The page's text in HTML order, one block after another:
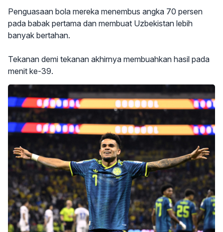
Penguasaan bola mereka menembus angka 70 persen
pada babak pertama dan membuat Uzbekistan lebih
banyak bertahan.
Tekanan demi tekanan akhirnya membuahkan hasil pada
menit ke-39.